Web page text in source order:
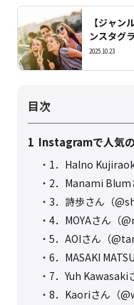
【ジャン
ンスタグ
2025.10.23
目次
1 Instagramで人気
1．Halno
2．Manami Blum
3．詩歩さん（
4．MOYAさん（
5．AOIさん（
6．MASAKI
7．Yuh Kawasaki
8．Kaoriさん（